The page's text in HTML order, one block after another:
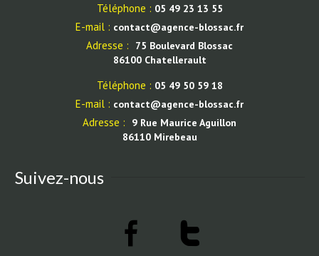
Téléphone : 05 49 23 13 55
E-mail : contact@agence-blossac.fr
Adresse :
75 Boulevard Blossac
86100 Chatellerault
Téléphone : 05 49 50 59 18
E-mail : contact@agence-blossac.fr
Adresse :
9 Rue Maurice Aguillon
86110 Mirebeau
Suivez-nous